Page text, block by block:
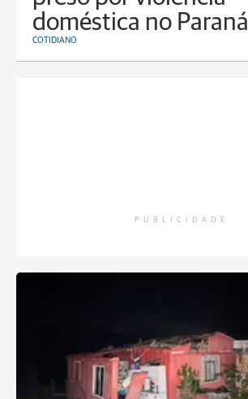
doméstica no Paraná
COTIDIANO
PUBLICIDADE